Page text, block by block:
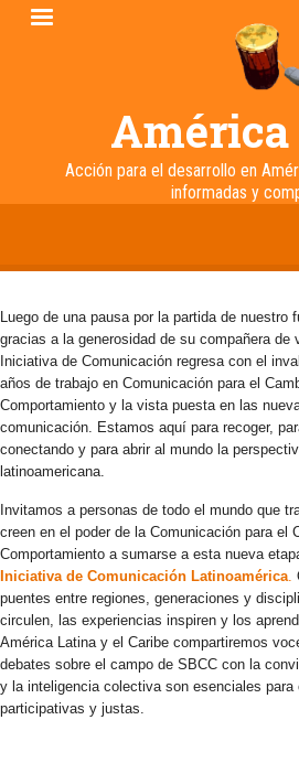
Pasar
Acción para el desarrollo en
informadas y
Luego de una pausa por la partida de nuestro
gracias a la generosidad de su compañera de
Iniciativa de Comunicación regresa con el
años de trabajo en Comunicación para el
Comportamiento y la vista puesta en las
comunicación. Estamos aquí para recoger,
conectando y para abrir al mundo la
latinoamericana.
Invitamos a personas de todo el mundo que
creen en el poder de la Comunicación para el
Comportamiento a sumarse a esta nueva
Iniciativa de Comunicación Latinoamérica.
puentes entre regiones, generaciones y
circulen, las experiencias inspiren y los
América Latina y el Caribe compartiremos
debates sobre el campo de SBCC con la
y la inteligencia colectiva son esenciales
participativas y justas.